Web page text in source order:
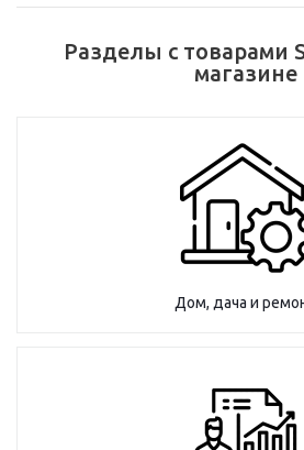
Разделы с товарами
магазине
Дом, дача и